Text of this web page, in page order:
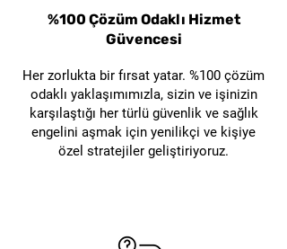
%100 Çözüm Odaklı Hizmet
Güvencesi
Her zorlukta bir fırsat yatar. %100 çözüm
odaklı yaklaşımımızla, sizin ve işinizin
karşılaştığı her türlü güvenlik ve sağlık
engelini aşmak için yenilikçi ve kişiye
özel stratejiler geliştiriyoruz.